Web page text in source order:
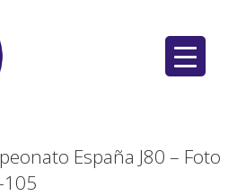
España J80 – Foto
105